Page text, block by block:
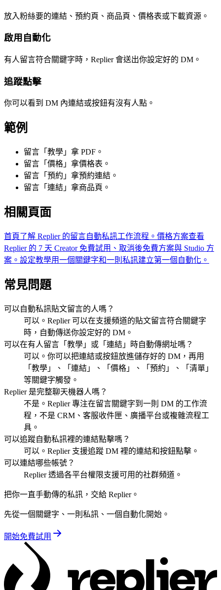
放入粉絲要的連結、預約頁、商品頁、價格表或下載資源。
啟用自動化
有人留言符合關鍵字時，Replier 會送出你設定好的 DM。
追蹤點擊
你可以看到 DM 內連結或按鈕有沒有人點。
範例
留言「教學」拿 PDF。
留言「價格」拿價格表。
留言「預約」拿預約連結。
留言「連結」拿商品頁。
相關頁面
首頁了解 Replier 的留言自動私訊工作流程。 價格方案查看
Replier 的 7 天 Creator 免費試用、取消後免費方案與 Studio 方
案。 設定教學用一個關鍵字和一則私訊建立第一個自動化。
常見問題
可以自動私訊貼文留言的人嗎？
可以。Replier 可以在支援頻道的貼文留言符合關鍵字
時，自動傳送你設定好的 DM。
可以在有人留言「教學」或「連結」時自動傳網址嗎？
可以。你可以把連結或按鈕放進儲存好的 DM，再用
「教學」、「連結」、「價格」、「預約」、「清單」
等關鍵字觸發。
Replier 是完整聊天機器人嗎？
不是。Replier 專注在留言關鍵字到一則 DM 的工作流
程，不是 CRM、客服收件匣、廣播平台或複雜流程工
具。
可以追蹤自動私訊裡的連結點擊嗎？
可以。Replier 支援追蹤 DM 裡的連結和按鈕點擊。
可以連結哪些帳號？
Replier 透過各平台權限支援可用的社群頻道。
把你一直手動傳的私訊，交給 Replier。
先從一個關鍵字、一則私訊、一個自動化開始。
開始免費試用